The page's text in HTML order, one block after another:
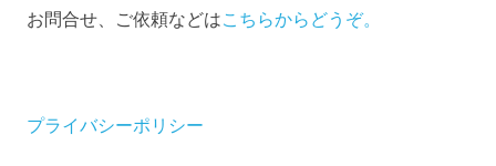
お問合せ、ご依頼などは こちらからどうぞ。
プライバシーポリシー